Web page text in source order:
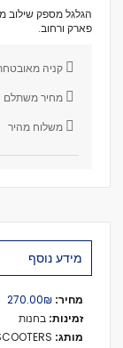
הגלגל מספק שילוב
פארק ורחוב.
קניה
מחיר משתלם
משלוח מהיר
מידע נוסף
מידע
נוסף
₪‏270.00
בחנות